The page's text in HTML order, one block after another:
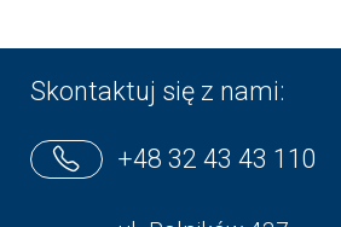
Skontaktuj się z nami:
+48 32 43 43 110